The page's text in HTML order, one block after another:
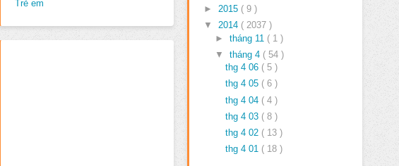
Trẻ em
► 2015 ( 9 )
▼ 2014 ( 2037 )
► tháng 11 ( 1 )
▼ tháng 4 ( 54 )
thg 4 06 ( 5 )
thg 4 05 ( 6 )
thg 4 04 ( 4 )
thg 4 03 ( 8 )
thg 4 02 ( 13 )
thg 4 01 ( 18 )